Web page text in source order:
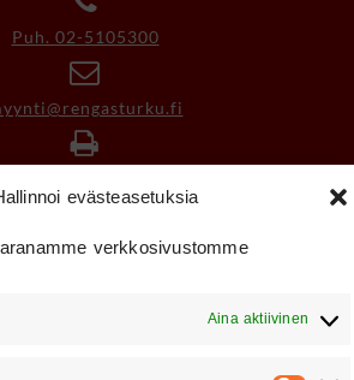
evästeasetuksia
verkkosivustomme
Aina aktiivinen
Puh. 02-5105300
Tietosuojaseloste